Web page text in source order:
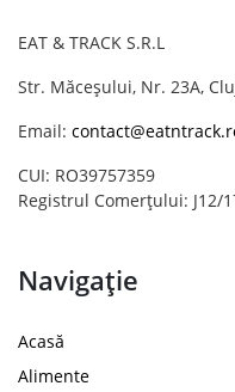
EAT & TRACK S.R.L
Str. Măceșului, Nr. 23A,
Email:
CUI: RO39757359
Registrul Comerțului: J12/
Navigație
Acasă
Alimente